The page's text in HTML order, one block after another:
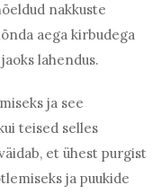
nakkuste
aega kirbudega
lahendus.
ja see
teised selles
et ühest purgist
ja puukide